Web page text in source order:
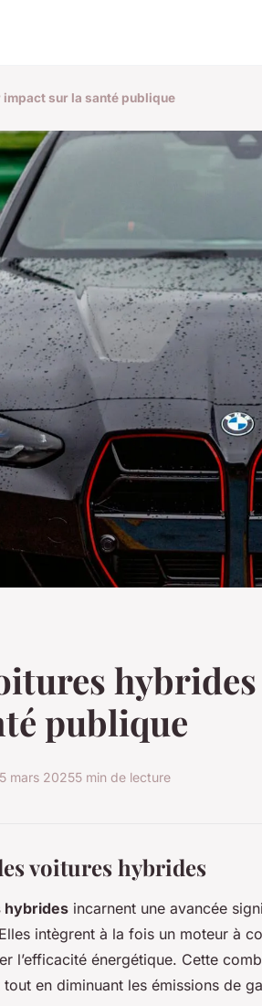
sur la santé publique
publique
mars 20255 min de lecture
voitures hybrides
hybrides incarnent une avancée
intègrent à la fois un moteur à
l’efficacité énergétique. Cette
en diminuant les émissions de